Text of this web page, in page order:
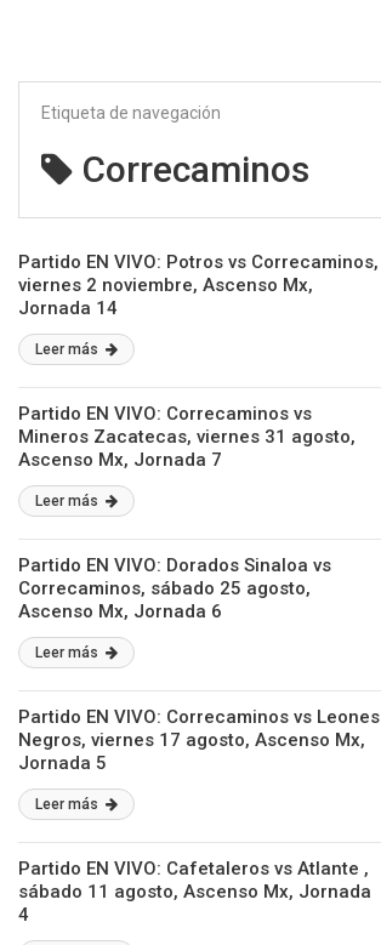
Etiqueta de navegación
Correcaminos
Partido EN VIVO: Potros vs Correcaminos,
viernes 2 noviembre, Ascenso Mx,
Jornada 14
Leer más
Partido EN VIVO: Correcaminos vs
Mineros Zacatecas, viernes 31 agosto,
Ascenso Mx, Jornada 7
Leer más
Partido EN VIVO: Dorados Sinaloa vs
Correcaminos, sábado 25 agosto,
Ascenso Mx, Jornada 6
Leer más
Partido EN VIVO: Correcaminos vs Leones
Negros, viernes 17 agosto, Ascenso Mx,
Jornada 5
Leer más
Partido EN VIVO: Cafetaleros vs Atlante ,
sábado 11 agosto, Ascenso Mx, Jornada
4